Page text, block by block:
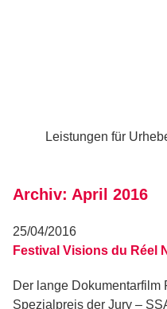
Leistungen für
Archiv: April 2016
25/04/2016
Festival Visions du Réel
Der lange
Spezialpreis der Jury –